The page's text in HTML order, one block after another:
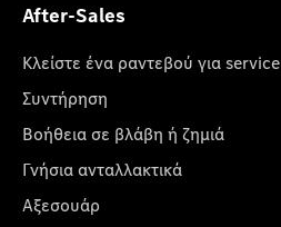
After-Sales
Κλείστε ένα ραντεβού για service
Συντήρηση
Βοήθεια σε βλάβη ή ζημιά
Γνήσια ανταλλακτικά
Αξεσουάρ